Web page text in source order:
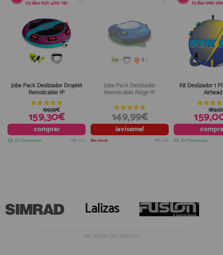
05días05h:47m:19s
Jobe Pack Deslizador Droplet
Remolcable 1P
159,30€
199,99€
comprar
En Existencias IVA incl.
Jobe Pack Deslizador
Remolcable Ridge 1P
149,99€
¡avíseme!
Sin stock IVA incl.
12días06h:09
Kit Deslizador 1
Airhead
En Existencias
Lalizas
ver todas las marcas